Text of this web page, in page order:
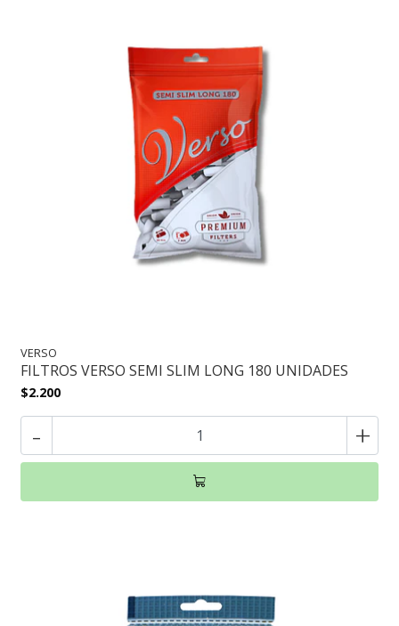
VERSO
FILTROS VERSO SEMI SLIM LONG 180 UNIDADES
$2.200
- +